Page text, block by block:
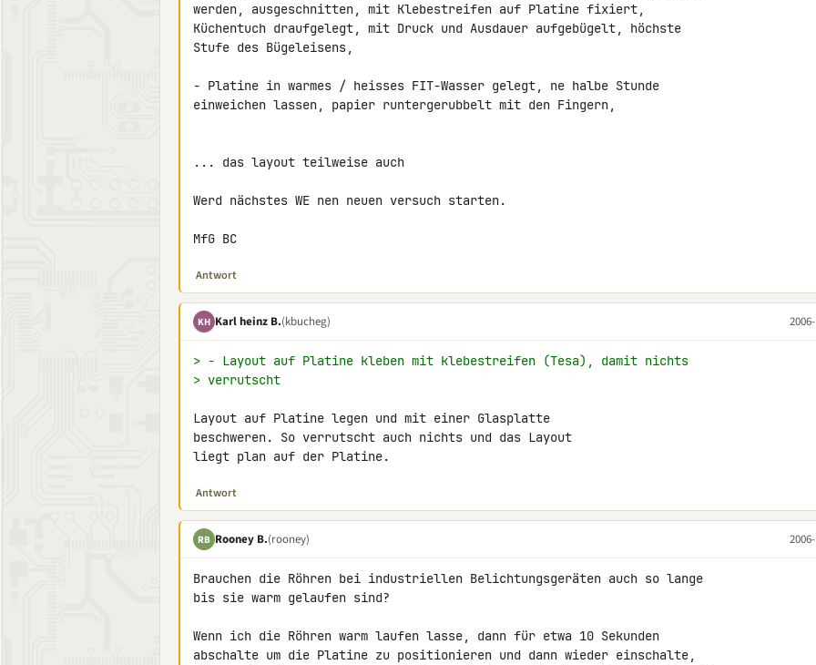
werden, ausgeschnitten, mit Klebestreifen auf Platine fixiert,
Küchentuch draufgelegt, mit Druck und Ausdauer aufgebügelt, höchste
Stufe des Bügeleisens,
- Platine in warmes / heisses FIT-Wasser gelegt, ne halbe Stunde
einweichen lassen, papier runtergerubbelt mit den Fingern,
... das layout teilweise auch
Werd nächstes WE nen neuen versuch starten.
MfG BC
Antwort
KH Karl heinz B.(kbucheg)
> - Layout auf Platine kleben mit klebestreifen (Tesa), damit nichts
> verrutscht
Layout auf Platine legen und mit einer Glasplatte
beschweren. So verrutscht auch nichts und das Layout
Antwort
RB Rooney B.(rooney)
Brauchen die Röhren bei industriellen Belichtungsgeräten auch so lange
bis sie warm gelaufen sind?
Wenn ich die Röhren warm laufen lasse, dann für etwa 10 Sekunden
abschalte um die Platine zu positionieren und dann wieder einschalte,